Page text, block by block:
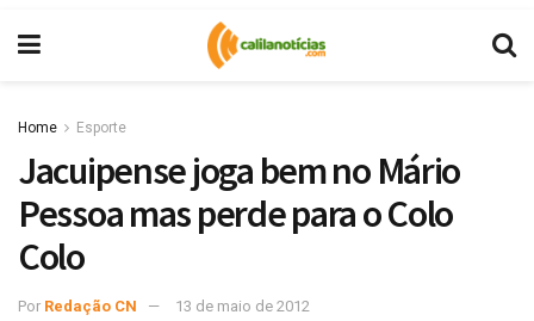
Home Esporte
Jacuipense joga bem no Mário
Pessoa mas perde para o Colo
Colo
Por Redação CN 13 de maio de 2012